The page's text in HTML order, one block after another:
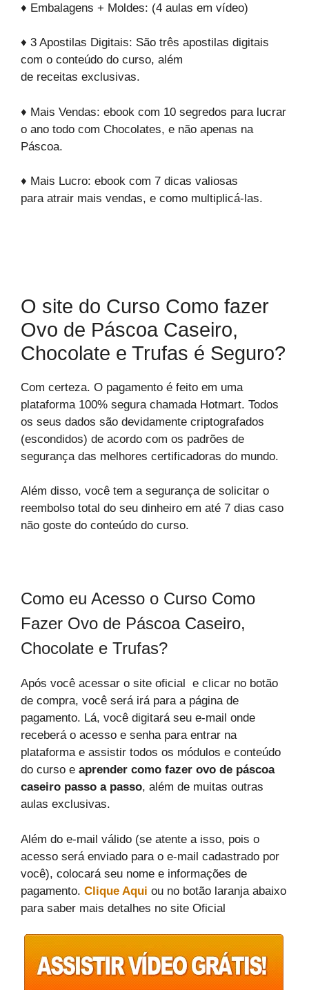
♦ Embalagens + Moldes: (4 aulas em vídeo)
♦ 3 Apostilas Digitais: São três apostilas digitais
com o conteúdo do curso, além
de receitas exclusivas.
♦ Mais Vendas: ebook com 10 segredos para lucrar
o ano todo com Chocolates, e não apenas na
Páscoa.
♦ Mais Lucro: ebook com 7 dicas valiosas
para atrair mais vendas, e como multiplicá-las.
O site do Curso Como fazer
Ovo de Páscoa Caseiro,
Chocolate e Trufas é Seguro?
Com certeza. O pagamento é feito em uma
plataforma 100% segura chamada Hotmart. Todos
os seus dados são devidamente criptografados
(escondidos) de acordo com os padrões de
segurança das melhores certificadoras do mundo.
Além disso, você tem a segurança de solicitar o
reembolso total do seu dinheiro em até 7 dias caso
não goste do conteúdo do curso.
Como eu Acesso o Curso Como
Fazer Ovo de Páscoa Caseiro,
Chocolate e Trufas?
Após você acessar o site oficial e clicar no botão
de compra, você será irá para a página de
pagamento. Lá, você digitará seu e-mail onde
receberá o acesso e senha para entrar na
plataforma e assistir todos os módulos e conteúdo
do curso e aprender como fazer ovo de páscoa
caseiro passo a passo, além de muitas outras
aulas exclusivas.
Além do e-mail válido (se atente a isso, pois o
acesso será enviado para o e-mail cadastrado por
você), colocará seu nome e informações de
pagamento. Clique Aqui ou no botão laranja abaixo
para saber mais detalhes no site Oficial